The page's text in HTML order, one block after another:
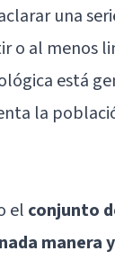
una
o al menos
está
la
el conjunto
manera